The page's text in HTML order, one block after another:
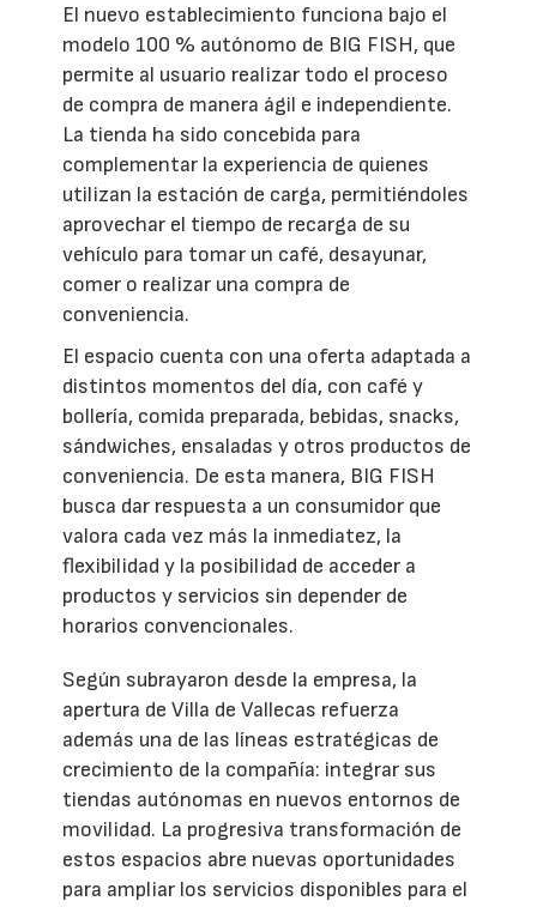
El nuevo establecimiento funciona bajo el
modelo 100 % autónomo de BIG FISH, que
permite al usuario realizar todo el proceso
de compra de manera ágil e independiente.
La tienda ha sido concebida para
complementar la experiencia de quienes
utilizan la estación de carga, permitiéndoles
aprovechar el tiempo de recarga de su
vehículo para tomar un café, desayunar,
comer o realizar una compra de
conveniencia.
El espacio cuenta con una oferta adaptada a
distintos momentos del día, con café y
bollería, comida preparada, bebidas, snacks,
sándwiches, ensaladas y otros productos de
conveniencia. De esta manera, BIG FISH
busca dar respuesta a un consumidor que
valora cada vez más la inmediatez, la
flexibilidad y la posibilidad de acceder a
productos y servicios sin depender de
horarios convencionales.
Según subrayaron desde la empresa, la
apertura de Villa de Vallecas refuerza
además una de las líneas estratégicas de
crecimiento de la compañía: integrar sus
tiendas autónomas en nuevos entornos de
movilidad. La progresiva transformación de
estos espacios abre nuevas oportunidades
para ampliar los servicios disponibles para el